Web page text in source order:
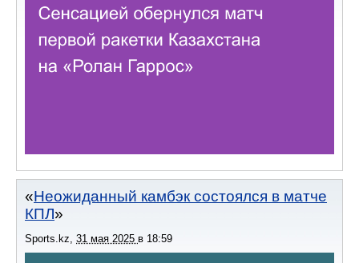
Неожиданный камбэк состоялся в матче
КПЛ
Sports.kz 31 мая 2025 в 18:59